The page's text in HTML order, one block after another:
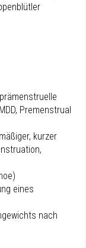
Premenstrual
kurzer
eines
nach